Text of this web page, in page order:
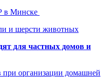
в Минске
и шерсти животных
для частных домов и
при организации домашней